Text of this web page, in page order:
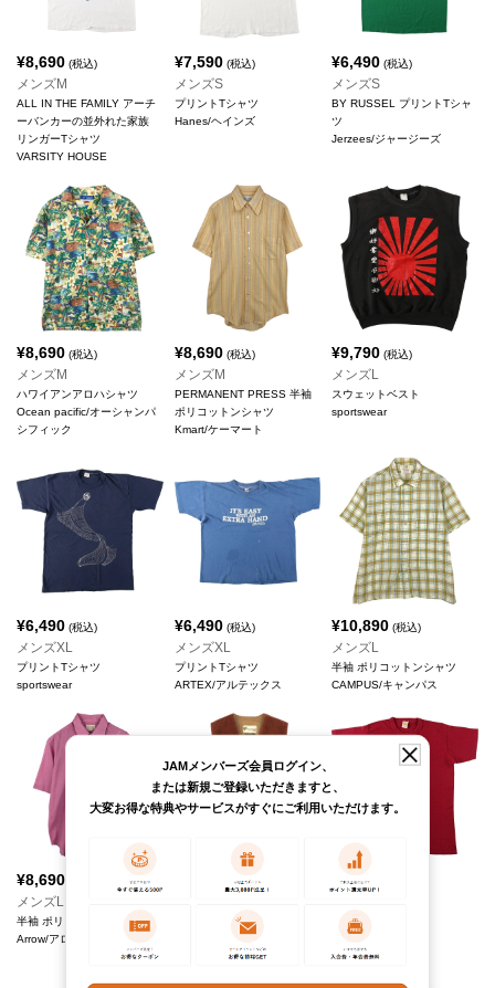
¥8,690 (税込)
メンズM
ALL IN THE FAMILY アーチ
ーバンカーの並外れた家族
リンガーTシャツ
VARSITY HOUSE
¥7,590(税込)
メンズS
プリントTシャツ
Hanes/ヘインズ
¥6,490 (税込)
メンズS
BY RUSSEL プリントTシャ
ツ
Jerzees/ジャージーズ
¥8,690 (税込)
メンズM
ハワイアンアロハシャツ
Ocean pacific/オーシャンパ
シフィック
¥8,690(税込)
メンズM
PERMANENT PRESS 半袖
ポリコットンシャツ
Kmart/ケーマート
¥9,790 (税込)
メンズL
スウェットベスト
sportswear
¥6,490 (税込)
メンズXL
プリントTシャツ
sportswear
¥6,490(税込)
メンズXL
プリントTシャツ
ARTEX/アルテックス
¥10,890 (税込)
メンズL
半袖 ポリコットンシャツ
CAMPUS/キャンパス
¥8,690
メンズL
半袖 ポリシャツ
Arrow/アロー
(税込)
PANATELA パナテラ コーデ
ュロイベスト
Levi's/リーバイス
¥8,690
プリントTシャツ
JAMメンバーズ会員ログイン、
または新規ご登録いただきますと、
大変お得な特典やサービスがすぐにご利用いただけます。